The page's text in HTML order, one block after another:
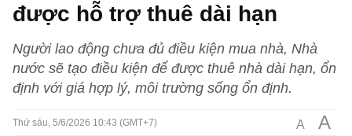
được hỗ trợ thuê dài hạn
Người lao động chưa đủ điều kiện mua nhà, Nhà
nước sẽ tạo điều kiện để được thuê nhà dài hạn, ổn
định với giá hợp lý, môi trường sống ổn định.
Thứ sáu, 5/6/2026 10:43 (GMT+7) A A